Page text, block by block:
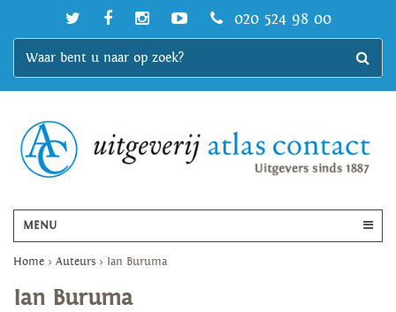
020 524 98 00
MENU
Home > Auteurs > Ian Buruma
Ian Buruma